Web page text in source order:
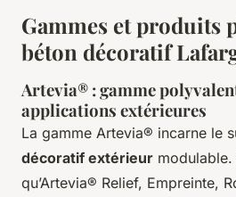
Gammes et produits
béton décoratif
Artevia® : gamme
applications extérieures
La gamme Artevia® incarne le
décoratif extérieur
qu’Artevia® Relief, Empreinte,